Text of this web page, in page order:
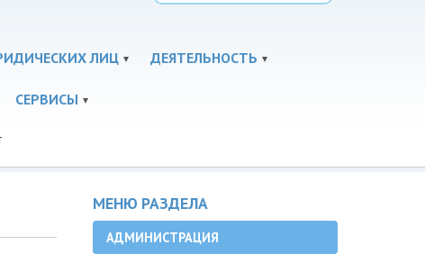
ЛИЦ ДЕЯТЕЛЬНОСТЬ
СЕРВИСЫ
МЕНЮ РАЗДЕЛА
АДМИНИСТРАЦИЯ